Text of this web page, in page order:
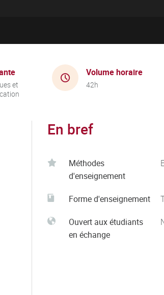
et
Volume horaire
42h
En bref
Méthodes
d'enseignement
Forme d'enseignement
Ouvert aux étudiants
en échange